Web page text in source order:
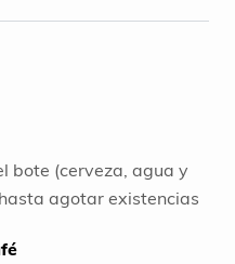
bote (cerveza, agua y
agotar existencias